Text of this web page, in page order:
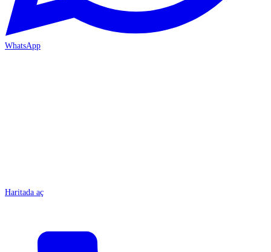
WhatsApp
Haritada aç